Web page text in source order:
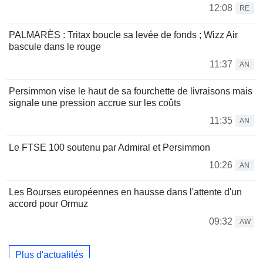
12:08
RE
PALMARÈS : Tritax boucle sa levée de fonds ; Wizz Air
bascule dans le rouge
11:37
AN
Persimmon vise le haut de sa fourchette de livraisons mais
signale une pression accrue sur les coûts
11:35
AN
Le FTSE 100 soutenu par Admiral et Persimmon
10:26
AN
Les Bourses européennes en hausse dans l'attente d'un
accord pour Ormuz
09:32
AW
Plus d'actualités